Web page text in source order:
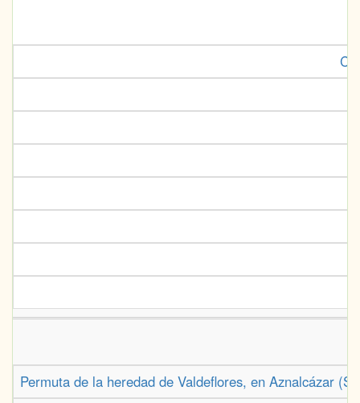
Permuta de la heredad de Valdeflores, en Aznalcázar